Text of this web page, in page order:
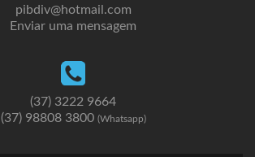
pibdiv@hotmail.com
Enviar uma mensagem
(37) 3222 9664
(37) 98808 3800 (Whatsapp)